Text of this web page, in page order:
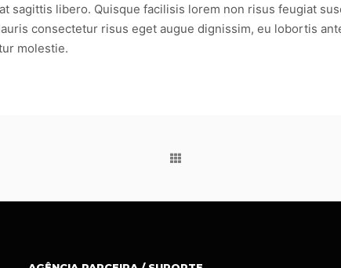
sagittis libero. Quisque facilisis lorem non risus feugiat
consectetur risus eget augue dignissim, eu lobortis
molestie.